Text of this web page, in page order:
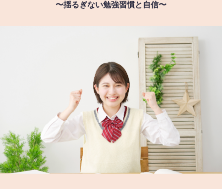
〜揺るぎない勉強習慣と自信〜